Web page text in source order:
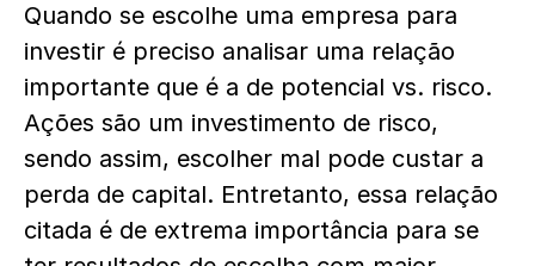
Quando se escolhe uma empresa para
investir é preciso analisar uma relação
importante que é a de potencial vs. risco.
Ações são um investimento de risco,
sendo assim, escolher mal pode custar a
perda de capital. Entretanto, essa relação
citada é de extrema importância para se